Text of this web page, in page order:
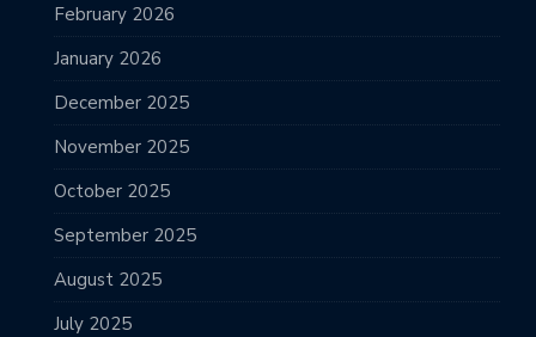
February 2026
January 2026
December 2025
November 2025
October 2025
September 2025
August 2025
July 2025